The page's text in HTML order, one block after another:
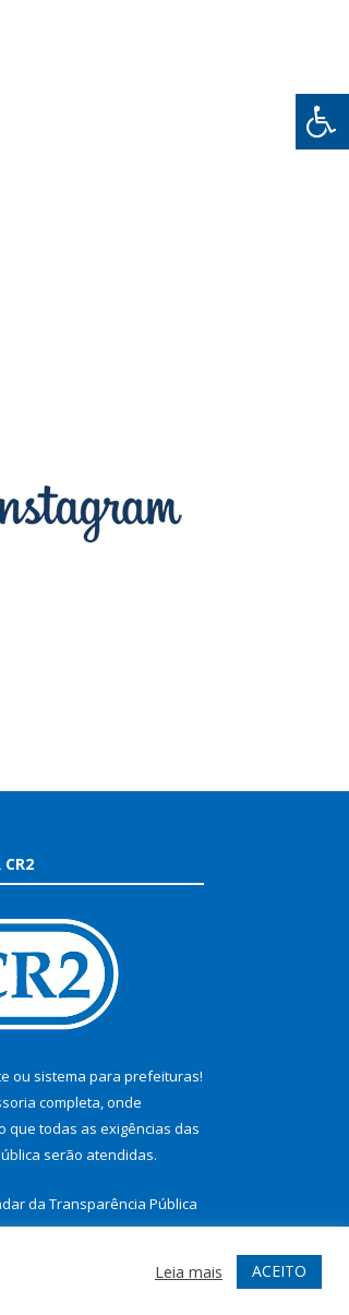
CR2
ou sistema para prefeituras!
completa, onde
que todas as exigências das
serão atendidas.
da Transparência Pública
Leia mais ACEITO